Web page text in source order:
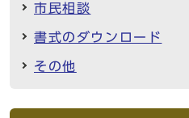
市民相談
書式のダウンロード
その他